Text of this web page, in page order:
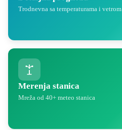
Trodnevna sa temperaturama i vetrom
Merenja stanica
Mreža od 40+ meteo stanica